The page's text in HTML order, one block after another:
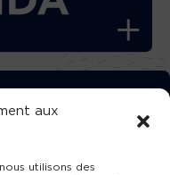
aux
utilisons des
TVBA !